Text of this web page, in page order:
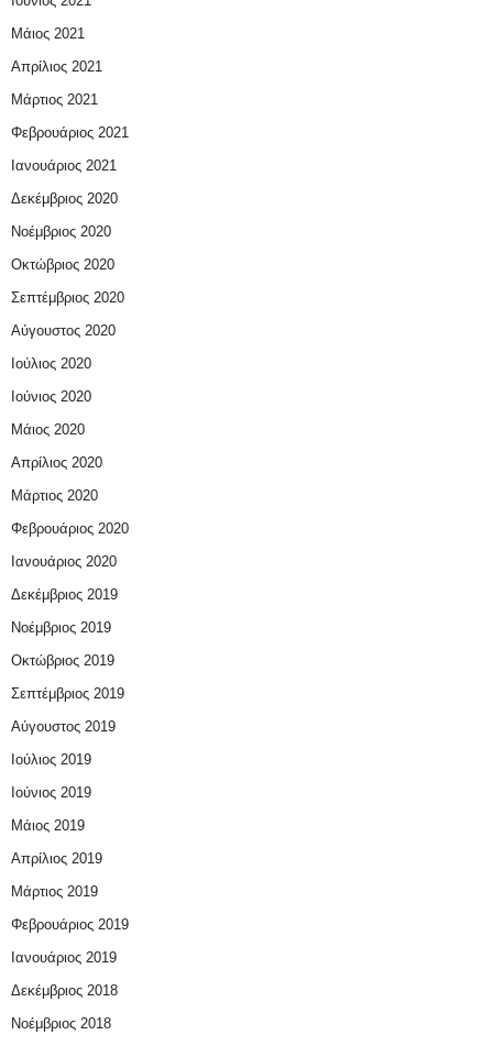
Μάιος 2021
Απρίλιος 2021
Μάρτιος 2021
Φεβρουάριος 2021
Ιανουάριος 2021
Δεκέμβριος 2020
Νοέμβριος 2020
Οκτώβριος 2020
Σεπτέμβριος 2020
Αύγουστος 2020
Ιούλιος 2020
Ιούνιος 2020
Μάιος 2020
Απρίλιος 2020
Μάρτιος 2020
Φεβρουάριος 2020
Ιανουάριος 2020
Δεκέμβριος 2019
Νοέμβριος 2019
Οκτώβριος 2019
Σεπτέμβριος 2019
Αύγουστος 2019
Ιούλιος 2019
Ιούνιος 2019
Μάιος 2019
Απρίλιος 2019
Μάρτιος 2019
Φεβρουάριος 2019
Ιανουάριος 2019
Δεκέμβριος 2018
Νοέμβριος 2018